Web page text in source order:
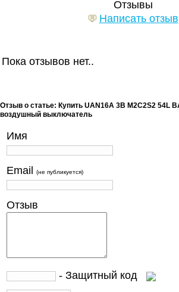
Отзывы
Написать отзыв
Пока отзывов нет..
Отзыв о статье: Купить UAN16A 3B M2C2S2 54L
воздушный выключатель
Имя
Email (не публикуется)
Отзыв
- Защитный код